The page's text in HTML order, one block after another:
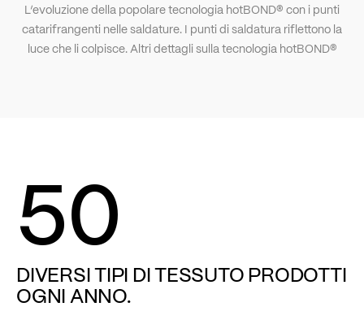
L’evoluzione della popolare tecnologia hotBOND® con i punti
catarifrangenti nelle saldature. I punti di saldatura riflettono la
luce che li colpisce. Altri dettagli sulla tecnologiahotBOND®
50
DIVERSI TIPI DI TESSUTO PRODOTTI
OGNI ANNO.